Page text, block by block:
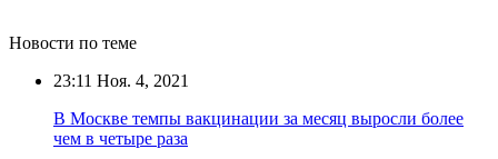
Новости по теме
23:11 Ноя. 4, 2021
В Москве темпы вакцинации за месяц выросли более
чем в четыре раза